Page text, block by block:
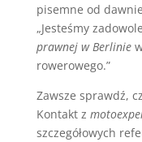
pisemne od
„Jesteśmy
prawnej w Berlinie
rowerowego.”
Zawsze sprawdź,
Kontakt z
szczegółowych